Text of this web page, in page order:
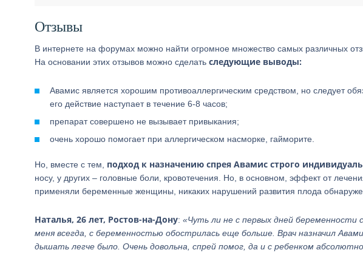
Отзывы
В интернете на форумах можно найти огромное множество самых различных
На основании этих отзывов можно сделать следующие выводы:
Авамис является хорошим противоаллергическим средством, но следует
его действие наступает в течение 6-8 часов;
препарат совершено не вызывает привыкания;
очень хорошо помогает при аллергическом насморке, гайморите.
Но, вместе с тем, подход к назначению спрея Авамис строго
носу, у других – головные боли, кровотечения. Но, в основном, эффект от
применяли беременные женщины, никаких нарушений развития плода
Наталья, 26 лет, Ростов-на-Дону: «Чуть ли не с первых дней
меня всегда, с беременностью обострилась еще больше. Врач назначил
дышать легче было. Очень довольна, спрей помог, да и с ребенком